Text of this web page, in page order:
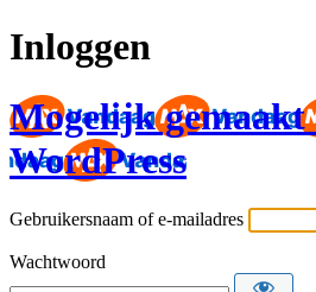
Inloggen
Mogelijk gemaakt
WordPress
Gebruikersnaam of e-mailadres
Wachtwoord